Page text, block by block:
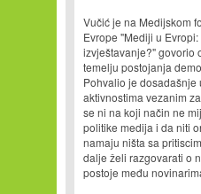
Vučić je na Medijskom
Evrope "Mediji u
izvještavanje?" govorio
temelju postojanja
Pohvalio je dosadašnje
aktivnostima vezanim
se ni na koji način ne
politike medija i da niti
namaju ništa sa
dalje želi razgovarati o
postoje među